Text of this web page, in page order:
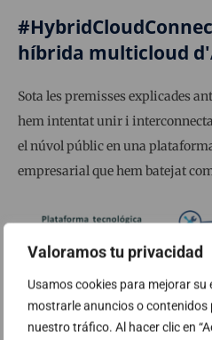
Valoramos tu privacidad
Usamos cookies para mejorar su
mostrarle anuncios o
nuestro tráfico. Al hacer clic en
híbrida multicloud
Sota les premisses explicades
hem intentat unir i
el núvol públic en una
empresarial que hem batejat